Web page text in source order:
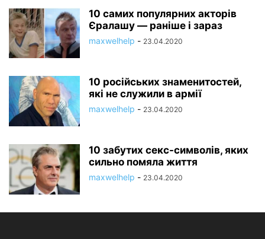
10 самих популярних акторів
Єралашу — раніше і зараз
maxwelhelp - 23.04.2020
10 російських знаменитостей,
які не служили в армії
maxwelhelp - 23.04.2020
10 забутих секс-символів, яких
сильно помяла життя
maxwelhelp - 23.04.2020